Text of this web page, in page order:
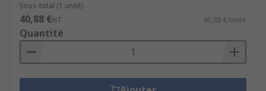
Sous-total (1 unité)
40,88 €HT 40,88 €/unité
Quantité